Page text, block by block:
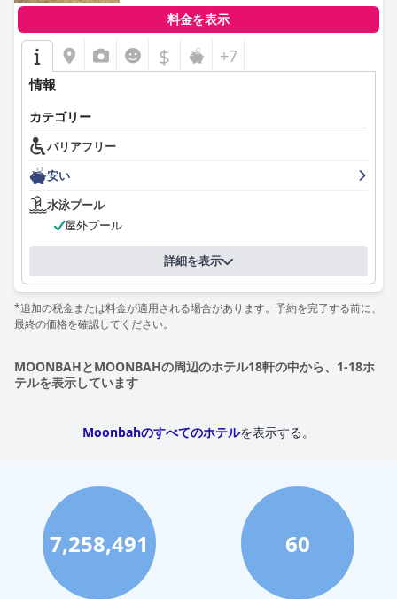
料金を表示
$ +7
情報
カテゴリー
バリアフリー
安い
水泳プール
屋外プール
詳細を表示
*追加の税金または料金が適用される場合があります。予約を完了する前に、
最終の価格を確認してください。
MOONBAHとMOONBAHの周辺のホテル18軒の中から、1-18ホ
テルを表示しています
Moonbahのすべてのホテルを表示する。
7,258,491 60